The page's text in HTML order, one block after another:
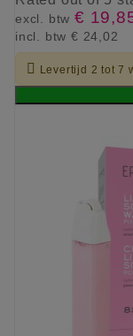
excl. btw €
incl. btw € 24,02
 Levertijd 2 tot 7